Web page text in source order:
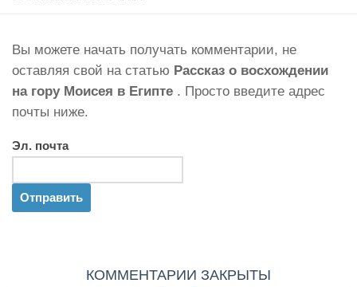
Вы можете начать получать комментарии, не
оставляя свой на статью Рассказ о восхождении
на гору Моисея в Египте . Просто введите адрес
почты ниже.
Эл. почта
КОММЕНТАРИИ ЗАКРЫТЫ